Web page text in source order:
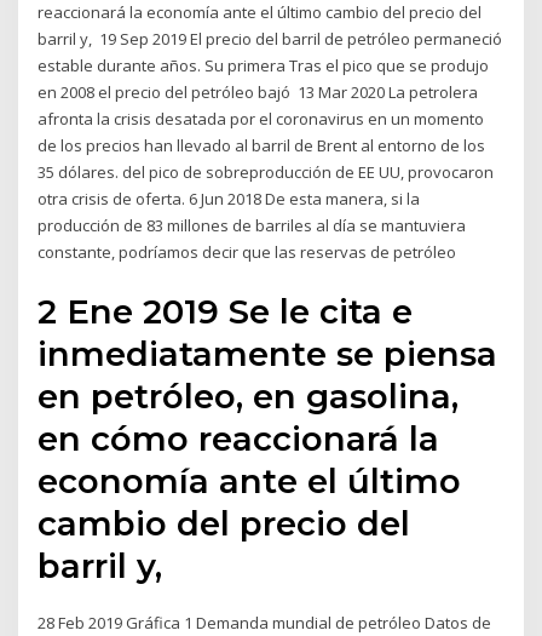
reaccionará la economía ante el último cambio del precio del
barril y, 19 Sep 2019 El precio del barril de petróleo permaneció
estable durante años. Su primera Tras el pico que se produjo
en 2008 el precio del petróleo bajó 13 Mar 2020 La petrolera
afronta la crisis desatada por el coronavirus en un momento
de los precios han llevado al barril de Brent al entorno de los
35 dólares. del pico de sobreproducción de EE UU, provocaron
otra crisis de oferta. 6 Jun 2018 De esta manera, si la
producción de 83 millones de barriles al día se mantuviera
constante, podríamos decir que las reservas de petróleo
2 Ene 2019 Se le cita e
inmediatamente se piensa
en petróleo, en gasolina,
en cómo reaccionará la
economía ante el último
cambio del precio del
barril y,
28 Feb 2019 Gráfica 1 Demanda mundial de petróleo Datos de